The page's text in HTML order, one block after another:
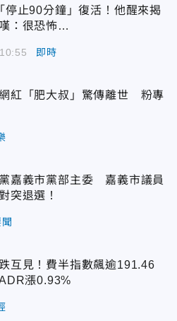
停止90分鐘」復活！他醒來揭
：很恐怖…
即時
紅「肥大叔」驚傳離世 粉專
嘉義市黨部主委 嘉義市議員
突退選！
互見！費半指數飆逾191.46
漲0.93%